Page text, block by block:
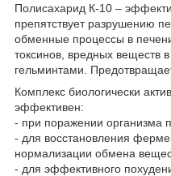
Полисахарид К-10 –
препятствует разрушению
обменные процессы в
токсинов, вредных веществ
гельминтами.
Комплекс биологически
эффективен:
- при поражении организма
- для восстановления
нормализации обмена
- для эффективного